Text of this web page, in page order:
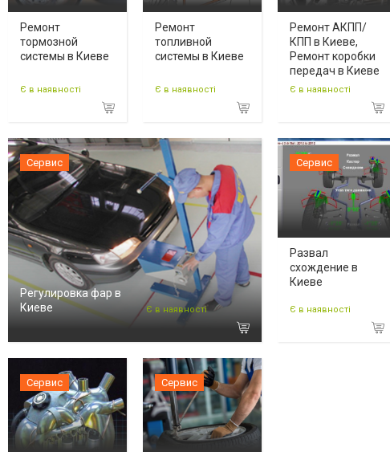
Ремонт
тормозной
системы в Киеве
Є в наявності
Ремонт
топливной
системы в Киеве
Є в наявності
Ремонт АКПП/
КПП в Киеве,
Ремонт коробки
передач в Киеве
Є в наявності
Сервис
Регулировка фар в
Киеве
Є в наявності
Сервис
Развал
схождение в
Киеве
Є в наявності
Сервис Сервис